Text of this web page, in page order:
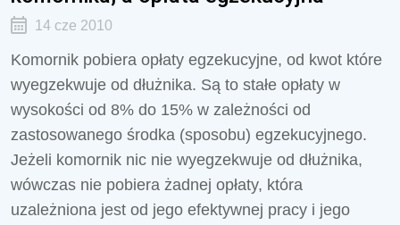
14 cze 2010
Komornik pobiera opłaty egzekucyjne, od kwot które
wyegzekwuje od dłużnika. Są to stałe opłaty w
wysokości od 8% do 15% w zależności od
zastosowanego środka (sposobu) egzekucyjnego.
Jeżeli komornik nic nie wyegzekwuje od dłużnika,
wówczas nie pobiera żadnej opłaty, która
uzależniona jest od jego efektywnej pracy i jego